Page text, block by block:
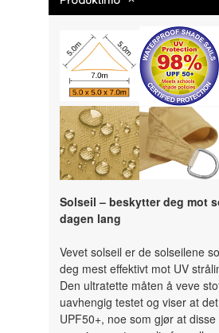
Solseil – beskytter deg mot
dagen lang
Vevet solseil er de solseilene
deg mest effektivt mot UV
Den ultratette måten å veve
uavhengig testet og viser at
UPF50+, noe som gjør at